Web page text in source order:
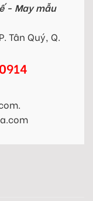
- May mẫu
Tân Quý, Q.